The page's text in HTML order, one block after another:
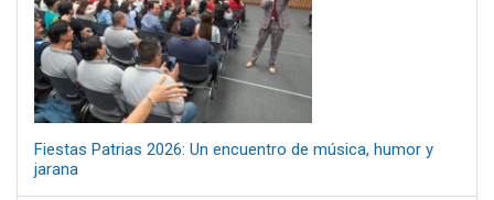
Fiestas Patrias 2026: Un encuentro de música, humor y
jarana